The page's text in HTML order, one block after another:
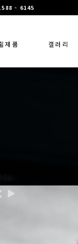
- 6145
제품 갤러리